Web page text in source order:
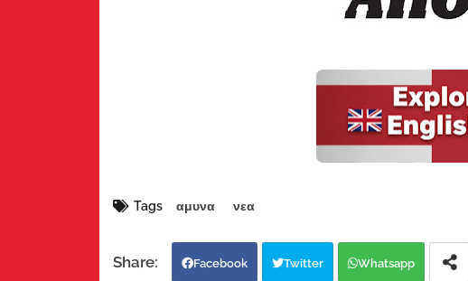
Tags αμυνα νεα
Facebook Twitter Whatsapp